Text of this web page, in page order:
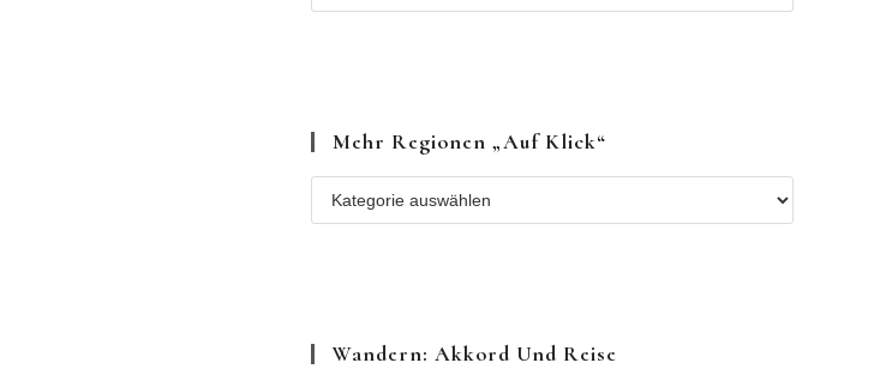
Mehr Regionen „auf Klick“
Mehr
Regionen
Wandern: Akkord Und Reise